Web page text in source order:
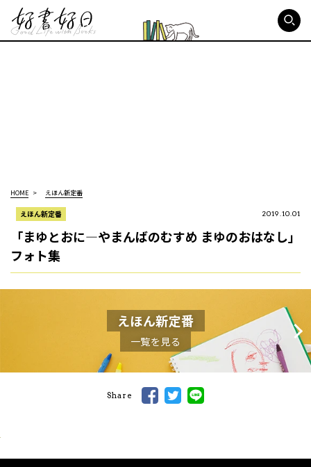
HOME えほん新定番
えほん新定番 2019.10.01
「まゆとおに―やまんばのむすめ まゆのおはなし」
フォト集
えほん新定番
一覧を見る
Share